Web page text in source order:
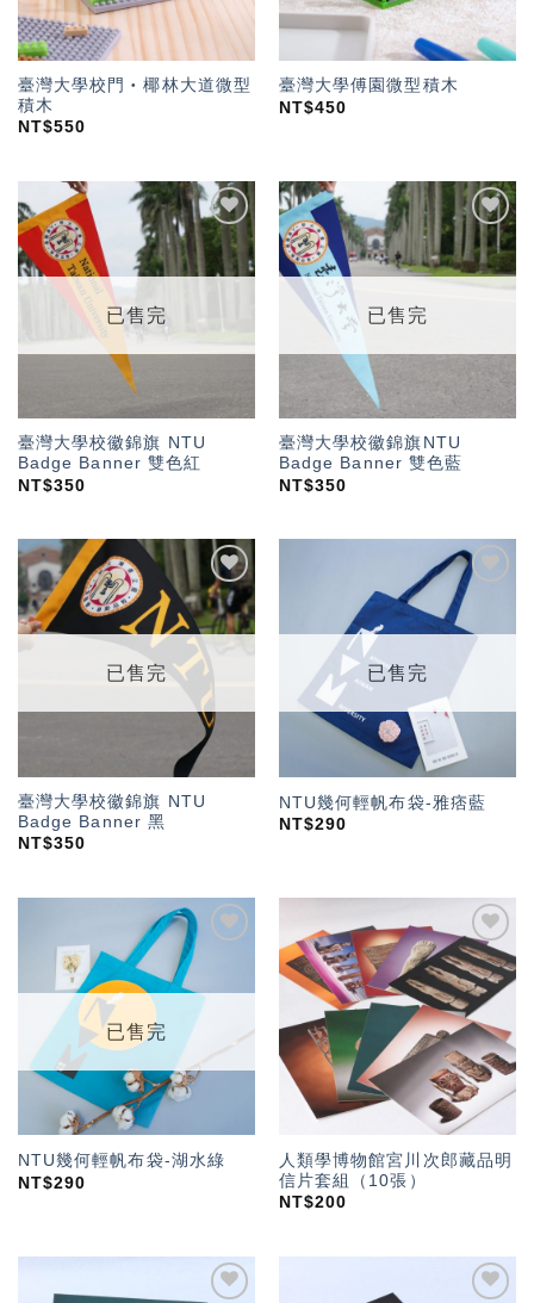
臺灣大學校門‧椰林大道微型
積木
NT$550
臺灣大學傅園微型積木
NT$450
加入
「願
望輕
已售完
臺灣大學校徽錦旗 NTU
Badge Banner 雙色紅
NT$350
加入
「願
望輕
已售完
臺灣大學校徽錦旗NTU
Badge Banner 雙色藍
NT$350
加入
「願
望輕
已售完
臺灣大學校徽錦旗 NTU
Badge Banner 黑
NT$350
望輕
單」
已售完
NTU幾何輕帆布袋-雅痞藍
NT$290
望輕
已售完
NTU幾何輕帆布袋-湖水綠
NT$290
加入
「願
望輕
單」
人類學博物館宮川次郎藏品明
信片套組（10張）
NT$200